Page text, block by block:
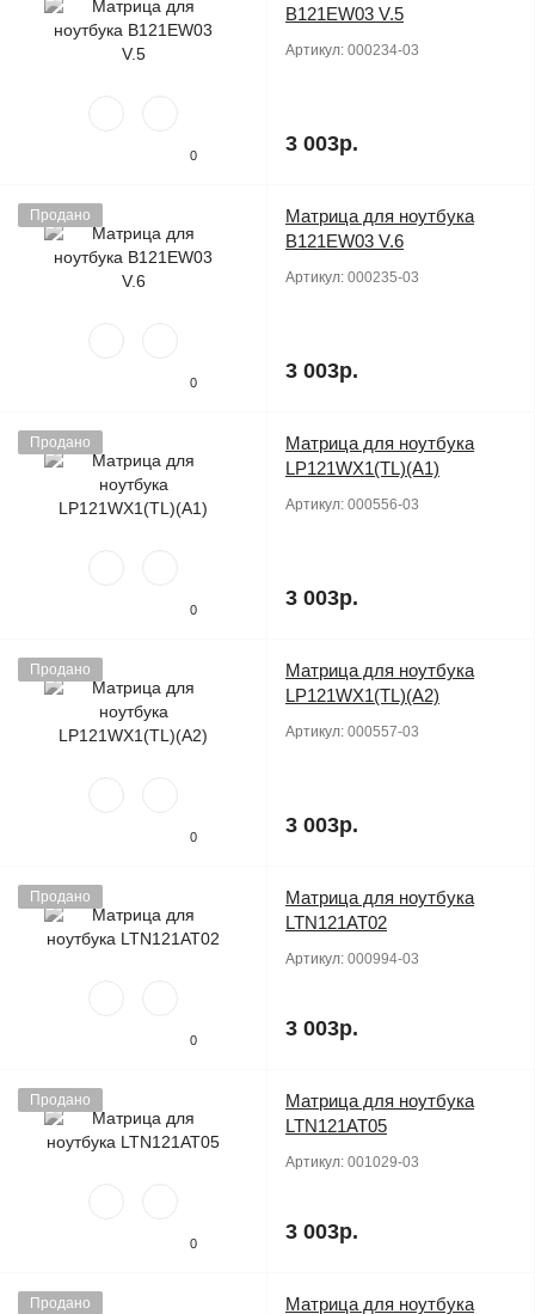
0
B121EW03 V.5
Артикул: 000234-03
3 003р.
Продано
0
Матрица для ноутбука
B121EW03 V.6
Артикул: 000235-03
3 003р.
Продано
0
Матрица для ноутбука
LP121WX1(TL)(A1)
Артикул: 000556-03
3 003р.
Продано
0
Матрица для ноутбука
LP121WX1(TL)(A2)
Артикул: 000557-03
3 003р.
Продано
0
Матрица для ноутбука
LTN121AT02
Артикул: 000994-03
3 003р.
Продано
0
Матрица для ноутбука
LTN121AT05
Артикул: 001029-03
3 003р.
Продано Матрица для ноутбука